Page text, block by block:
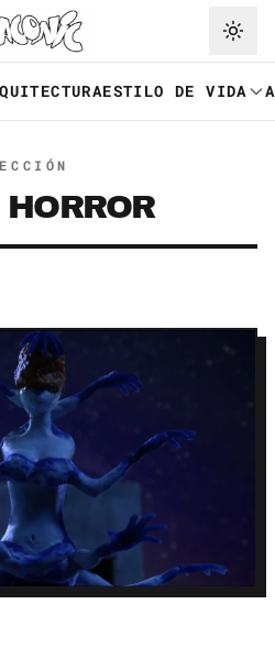
ESTILO DE VIDA